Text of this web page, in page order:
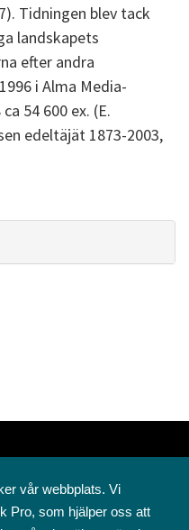
Tidningen blev tack
landskapets
efter andra
i Alma Media-
54 600 ex. (E.
edeltäjät 1873-2003,
vår webbplats. Vi
Pro, som hjälper oss att